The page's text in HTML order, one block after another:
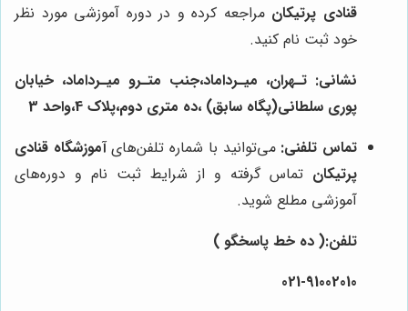
قنادی پرتیکان مراجعه کرده و در دوره آموزشی مورد نظر
خود ثبت نام کنید.
نشانی: تـهران، میـرداماد،جنب متـرو میـرداماد، خیابان
پوری سلطانی(پگاه سابق) ،ده متری دوم،پلاک 4،واحد 3
تماس تلفنی: می‌توانید با شماره تلفن‌هایآموزشگاه قنادی
پرتیکان تماس گرفته و از شرایط ثبت نام و دوره‌های
آموزشی مطلع شوید.
تلفن:( ده خط پاسخگو )
021-91002010